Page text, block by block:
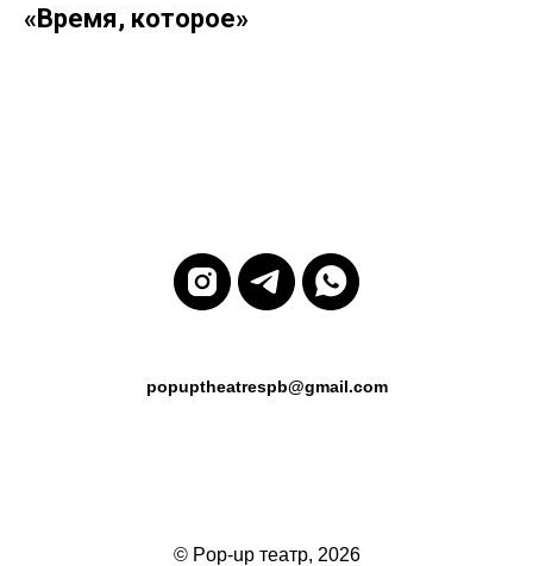
«Время, которое»
popuptheatrespb@gmail.com
© Pop-up театр, 2026